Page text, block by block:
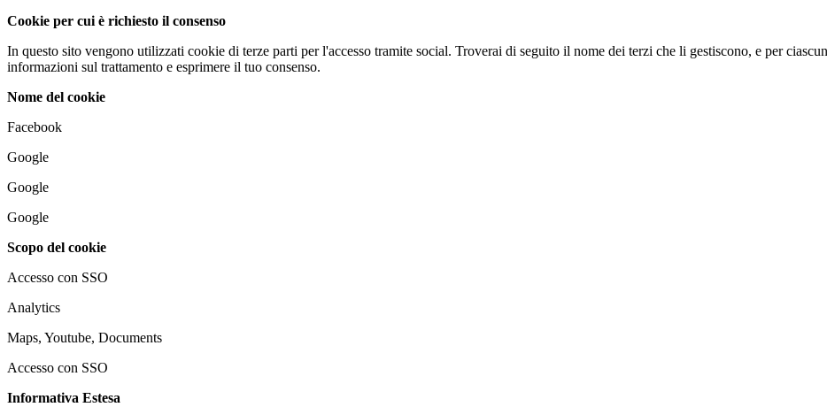
Cookie per cui è richiesto il consenso
In questo sito vengono utilizzati cookie di terze parti per l'accesso tramite social. Troverai di seguito il nome dei terzi che li gestiscono, e per
informazioni sul trattamento e esprimere il tuo consenso.
Nome del cookie
Facebook
Google
Google
Google
Scopo del cookie
Accesso con SSO
Analytics
Maps, Youtube, Documents
Accesso con SSO
Informativa Estesa